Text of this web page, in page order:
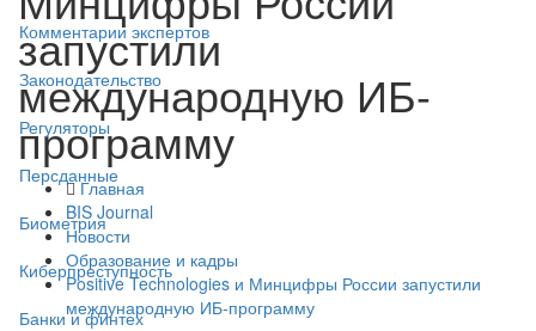
Комментарии экспертов
Законодательство
Регуляторы
Персданные
Биометрия
Киберпреступность
Банки и финтех
запустили
международную ИБ-
программу
Главная
BIS Journal
Новости
Образование и кадры
Positive Technologies и Минцифры России запустили
международную ИБ-программу